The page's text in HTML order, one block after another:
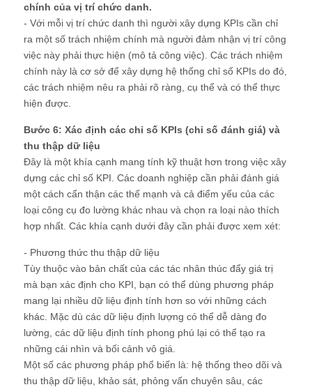
chính của vị trí chức danh.
- Với mỗi vị trí chức danh thì người xây dựng KPIs cần chỉ
ra một số trách nhiệm chính mà người đảm nhận vị trí công
việc này phải thực hiện (mô tả công việc). Các trách nhiệm
chính này là cơ sở để xây dựng hệ thống chỉ số KPIs do đó,
các trách nhiệm nêu ra phải rõ ràng, cụ thể và có thể thực
hiện được.
Bước 6: Xác định các chỉ số KPIs (chỉ số đánh giá) và
thu thập dữ liệu
Đây là một khía cạnh mang tính kỹ thuật hơn trong việc xây
dựng các chỉ số KPI. Các doanh nghiệp cần phải đánh giá
một cách cẩn thận các thế mạnh và cả điểm yếu của các
loại công cụ đo lường khác nhau và chọn ra loại nào thích
hợp nhất. Các khía cạnh dưới đây cần phải được xem xét:
- Phương thức thu thập dữ liệu
Tùy thuộc vào bản chất của các tác nhân thúc đẩy giá trị
mà bạn xác định cho KPI, bạn có thể dùng phương pháp
mang lại nhiều dữ liệu định tính hơn so với những cách
khác. Mặc dù các dữ liệu định lượng có thể dễ dàng đo
lường, các dữ liệu định tính phong phú lại có thể tạo ra
những cái nhìn và bối cảnh vô giá.
Một số các phương pháp phổ biến là: hệ thống theo dõi và
thu thập dữ liệu, khảo sát, phỏng vấn chuyên sâu, các